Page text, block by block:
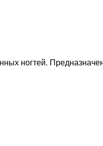
ногтей.